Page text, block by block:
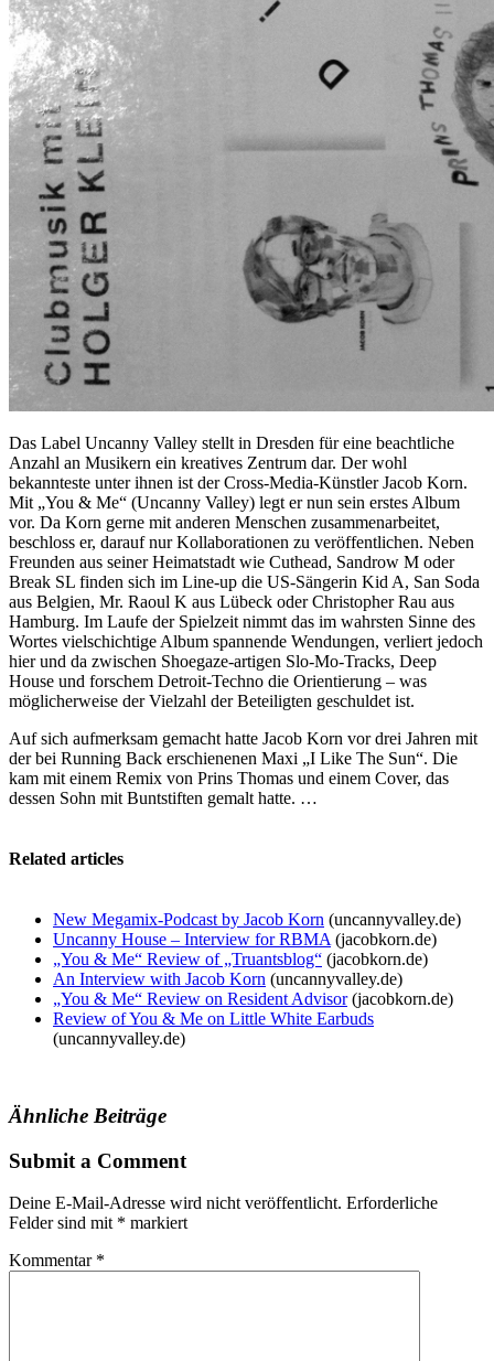
Das Label Uncanny Valley stellt in Dresden für eine beachtliche
Anzahl an Musikern ein kreatives Zentrum dar. Der wohl
bekannteste unter ihnen ist der Cross-Media-Künstler Jacob Korn.
Mit „You & Me“ (Uncanny Valley) legt er nun sein erstes Album
vor. Da Korn gerne mit anderen Menschen zusammenarbeitet,
beschloss er, darauf nur Kollaborationen zu veröffentlichen. Neben
Freunden aus seiner Heimatstadt wie Cuthead, Sandrow M oder
Break SL finden sich im Line-up die US-Sängerin Kid A, San Soda
aus Belgien, Mr. Raoul K aus Lübeck oder Christopher Rau aus
Hamburg. Im Laufe der Spielzeit nimmt das im wahrsten Sinne des
Wortes vielschichtige Album spannende Wendungen, verliert jedoch
hier und da zwischen Shoegaze-artigen Slo-Mo-Tracks, Deep
House und forschem Detroit-Techno die Orientierung – was
möglicherweise der Vielzahl der Beteiligten geschuldet ist.
Auf sich aufmerksam gemacht hatte Jacob Korn vor drei Jahren mit
der bei Running Back erschienenen Maxi „I Like The Sun“. Die
kam mit einem Remix von Prins Thomas und einem Cover, das
dessen Sohn mit Buntstiften gemalt hatte. …
Related articles
New Megamix-Podcast by Jacob Korn (uncannyvalley.de)
Uncanny House – Interview for RBMA (jacobkorn.de)
„You & Me“ Review of „Truantsblog“ (jacobkorn.de)
An Interview with Jacob Korn (uncannyvalley.de)
„You & Me“ Review on Resident Advisor(jacobkorn.de)
Review of You & Me on Little White Earbuds
(uncannyvalley.de)
Ähnliche Beiträge
Submit a Comment
Deine E-Mail-Adresse wird nicht veröffentlicht. Erforderliche
Felder sind mit * markiert
Kommentar *